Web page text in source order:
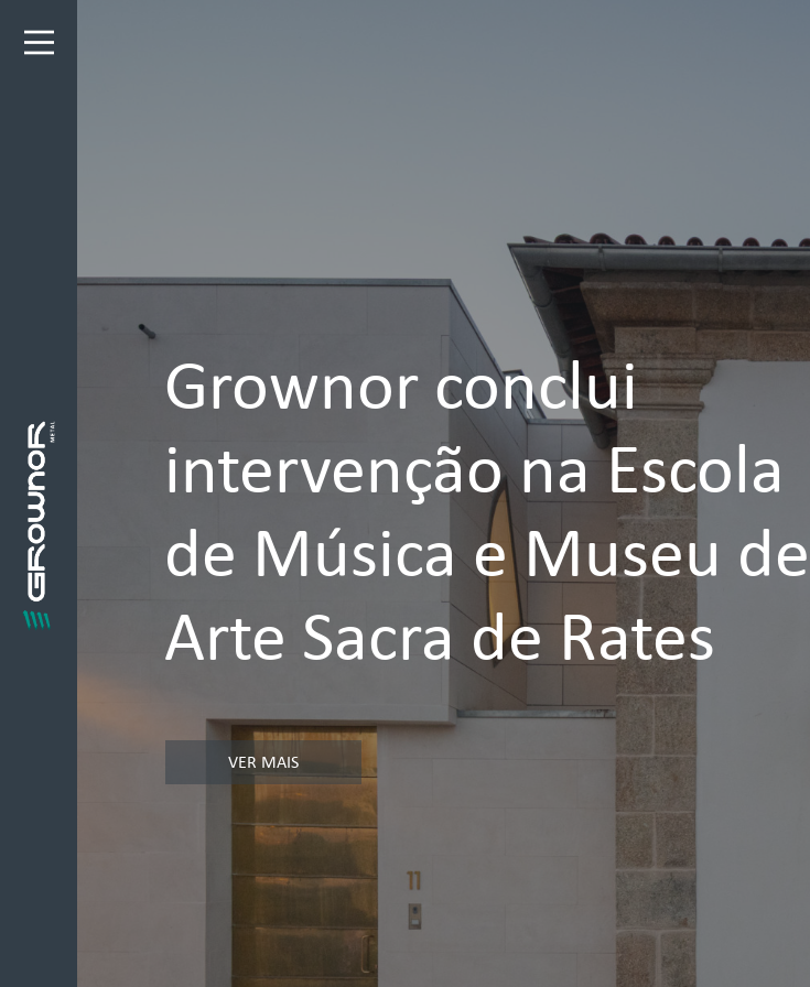
Grownor conclui
intervenção na Escola
de Música e Museu de
Arte Sacra de Rates
VER MAIS